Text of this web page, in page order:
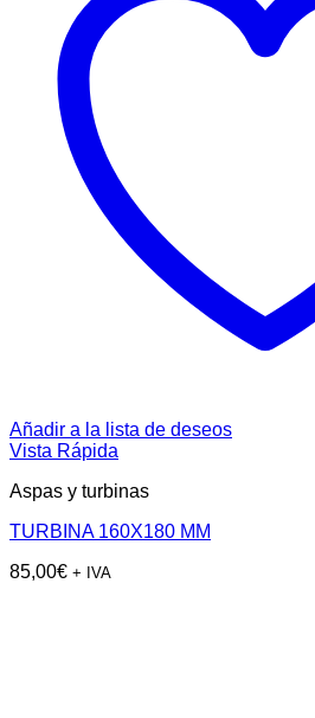
Añadir a la lista de deseos
Vista Rápida
Aspas y turbinas
TURBINA 160X180 MM
85,00€ + IVA